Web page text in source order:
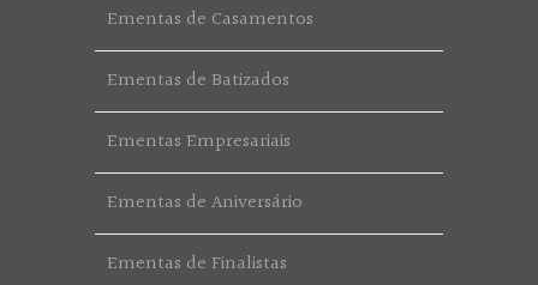
Ementas de Casamentos
Ementas de Batizados
Ementas Empresariais
Ementas de Aniversário
Ementas de Finalistas